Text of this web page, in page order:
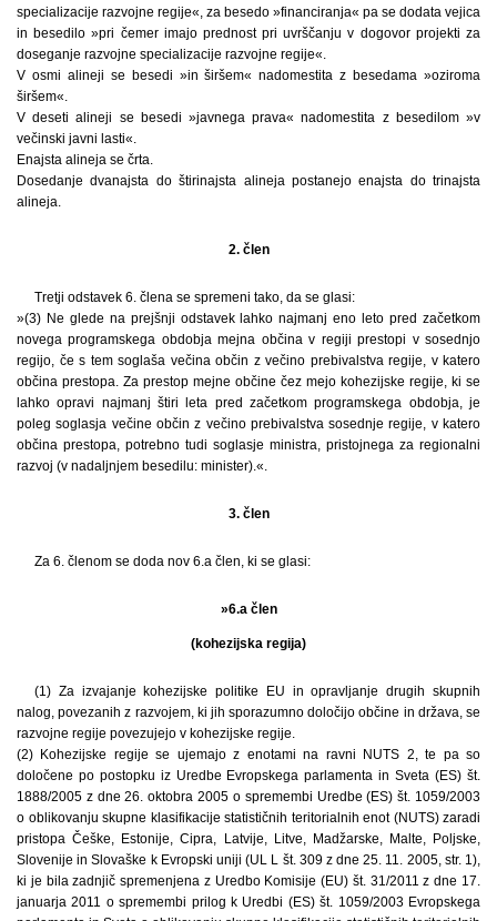
specializacije razvojne regije«, za besedo »financiranja« pa se dodata vejica
in besedilo »pri čemer imajo prednost pri uvrščanju v dogovor projekti za
doseganje razvojne specializacije razvojne regije«.
V osmi alineji se besedi »in širšem« nadomestita z besedama »oziroma
širšem«.
V deseti alineji se besedi »javnega prava« nadomestita z besedilom »v
večinski javni lasti«.
Enajsta alineja se črta.
Dosedanje dvanajsta do štirinajsta alineja postanejo enajsta do trinajsta
alineja.
2. člen
Tretji odstavek 6. člena se spremeni tako, da se glasi:
»(3) Ne glede na prejšnji odstavek lahko najmanj eno leto pred začetkom
novega programskega obdobja mejna občina v regiji prestopi v sosednjo
regijo, če s tem soglaša večina občin z večino prebivalstva regije, v katero
občina prestopa. Za prestop mejne občine čez mejo kohezijske regije, ki se
lahko opravi najmanj štiri leta pred začetkom programskega obdobja, je
poleg soglasja večine občin z večino prebivalstva sosednje regije, v katero
občina prestopa, potrebno tudi soglasje ministra, pristojnega za regionalni
razvoj (v nadaljnjem besedilu: minister).«.
3. člen
Za 6. členom se doda nov 6.a člen, ki se glasi:
»6.a člen
(kohezijska regija)
(1) Za izvajanje kohezijske politike EU in opravljanje drugih skupnih
nalog, povezanih z razvojem, ki jih sporazumno določijo občine in država, se
razvojne regije povezujejo v kohezijske regije.
(2) Kohezijske regije se ujemajo z enotami na ravni NUTS 2, te pa so
določene po postopku iz Uredbe Evropskega parlamenta in Sveta (ES) št.
1888/2005 z dne 26. oktobra 2005 o spremembi Uredbe (ES) št. 1059/2003
o oblikovanju skupne klasifikacije statističnih teritorialnih enot (NUTS) zaradi
pristopa Češke, Estonije, Cipra, Latvije, Litve, Madžarske, Malte, Poljske,
Slovenije in Slovaške k Evropski uniji (UL L št. 309 z dne 25. 11. 2005, str. 1),
ki je bila zadnjič spremenjena z Uredbo Komisije (EU) št. 31/2011 z dne 17.
januarja 2011 o spremembi prilog k Uredbi (ES) št. 1059/2003 Evropskega